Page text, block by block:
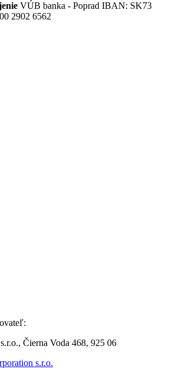
VÚB banka - Poprad IBAN: SK73
2902 6562
Čierna Voda 468, 925 06
s.r.o.